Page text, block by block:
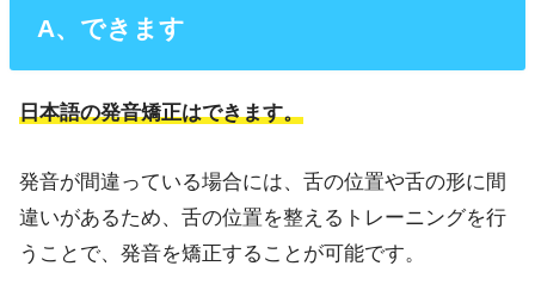
A、できます
日本語の発音矯正はできます。
発音が間違っている場合には、舌の位置や舌の形に間
違いがあるため、舌の位置を整えるトレーニングを行
うことで、発音を矯正することが可能です。